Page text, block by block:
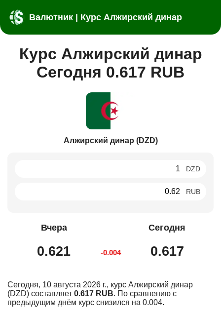
Валютник | Курс Алжирский динар
Курс Алжирский динар
Сегодня 0.617 RUB
Алжирский динар (DZD)
DZD
RUB
Вчера
0.621 -0.004
Сегодня
0.617
Сегодня, 10 августа 2026 г., курс Алжирский динар
(DZD) составляет 0.617 RUB. По сравнению с
предыдущим днём курс снизился на 0.004.